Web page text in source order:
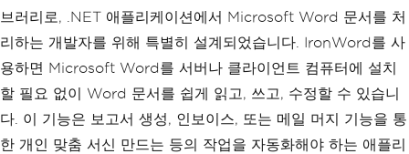
브러리로, .NET 애플리케이션에서 Microsoft Word 문서를 처
리하는 개발자를 위해 특별히 설계되었습니다. IronWord를 사
용하면 Microsoft Word를 서버나 클라이언트 컴퓨터에 설치
할 필요 없이 Word 문서를 쉽게 읽고, 쓰고, 수정할 수 있습니
다. 이 기능은 보고서 생성, 인보이스, 또는 메일 머지 기능을 통
한 개인 맞춤 서신 만드는 등의 작업을 자동화해야 하는 애플리